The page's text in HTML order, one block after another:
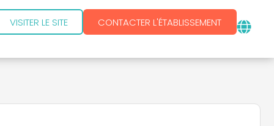
VISITER LE SITE CONTACTER L'ÉTABLISSEMENT